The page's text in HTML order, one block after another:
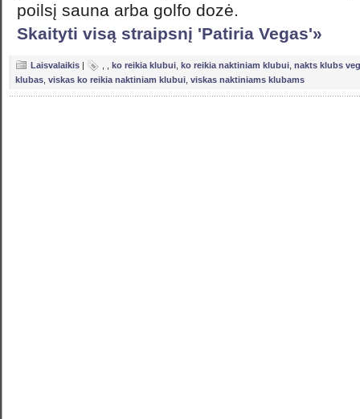
poilsį sauna arba golfo dozė.
Skaityti visą straipsnį 'Patiria Vegas'»
Laisvalaikis | ko reikia klubui ko reikia naktiniam klubui nakts klubs
klubas viskas ko reikia naktiniam klubui viskas naktiniams klubams